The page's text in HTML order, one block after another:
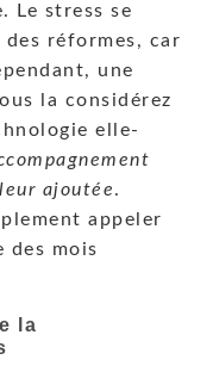
Le stress se
réformes, car
une
la considérez
elle-
ajoutée.
appeler
des mois
la